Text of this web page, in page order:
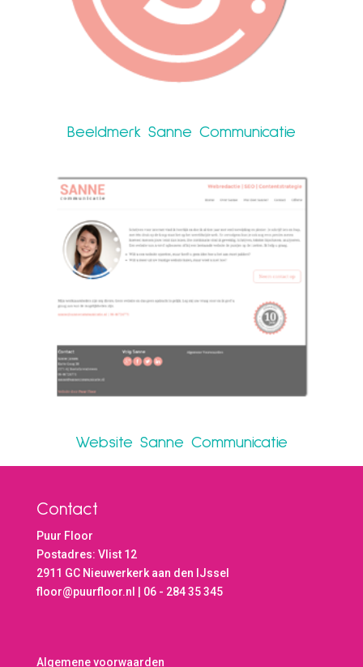
Beeldmerk Sanne Communicatie
Website Sanne Communicatie
Contact
Puur Floor
Postadres: Vlist 12
2911 GC Nieuwerkerk aan den IJssel
floor@puurfloor.nl | 06 - 284 35 345
Algemene voorwaarden